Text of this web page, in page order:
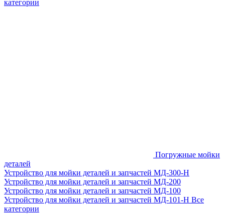
категории
Погружные мойки
деталей
Устройство для мойки деталей и запчастей МД-300-H
Устройство для мойки деталей и запчастей МД-200
Устройство для мойки деталей и запчастей МД-100
Устройство для мойки деталей и запчастей МД-101-Н Все
категории